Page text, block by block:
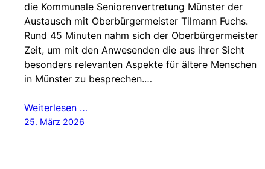
die Kommunale Seniorenvertretung Münster der
Austausch mit Oberbürgermeister Tilmann Fuchs.
Rund 45 Minuten nahm sich der Oberbürgermeister
Zeit, um mit den Anwesenden die aus ihrer Sicht
besonders relevanten Aspekte für ältere Menschen
in Münster zu besprechen.…
Weiterlesen …
25. März 2026